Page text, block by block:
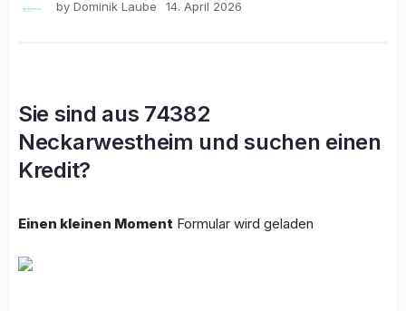
by Dominik Laube 14. April 2026
Sie sind aus 74382
Neckarwestheim und suchen einen
Kredit?
Einen kleinen Moment Formular wird geladen